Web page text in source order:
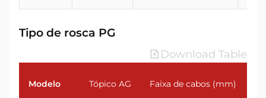
Tipo de rosca PG
Download Table
Modelo Tópico AG Faixa de cabos (mm)